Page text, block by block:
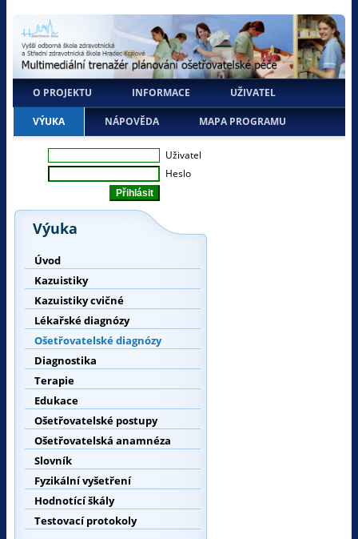
O PROJEKTU INFORMACE UŽIVATEL
VÝUKA NÁPOVĚDA MAPA PROGRAMU
Uživatel
Heslo
Výuka
Úvod
Kazuistiky
Kazuistiky cvičné
Lékařské diagnózy
Ošetřovatelské diagnózy
Diagnostika
Terapie
Edukace
Ošetřovatelské postupy
Ošetřovatelská anamnéza
Slovník
Fyzikální vyšetření
Hodnotící škály
Testovací protokoly